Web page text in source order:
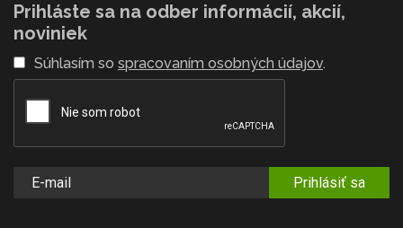
Prihláste sa na odber informácií, akcií,
noviniek
Súhlasím so spracovaním osobných údajov.
Prihlásiť sa